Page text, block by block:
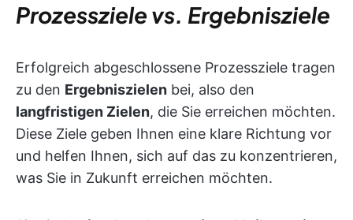
Prozessziele vs. Ergebnisziele
Erfolgreich abgeschlossene Prozessziele tragen
zu den Ergebniszielen bei, also den
langfristigen Zielen, die Sie erreichen möchten.
Diese Ziele geben Ihnen eine klare Richtung vor
und helfen Ihnen, sich auf das zu konzentrieren,
was Sie in Zukunft erreichen möchten.